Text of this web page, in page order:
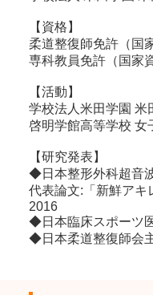
【資格】
柔道整復師免許（国
専科教員免許（国家
【活動】
学校法人米田学園 米
啓明学館高等学校 女
【研究発表】
◆日本整形外科超音
代表論文:「新鮮アキ
2016
◆日本臨床スポーツ
◆日本柔道整復師会